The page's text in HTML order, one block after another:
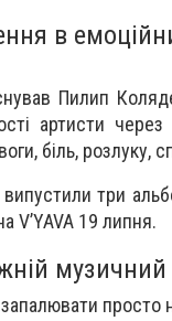
в
Пилип
артисти
біль, розлуку,
три
V’YAVA 19 липня.
музичний
просто